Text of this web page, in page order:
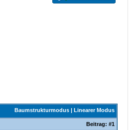
Baumstrukturmodus| Linearer Modus
Beitrag: #1